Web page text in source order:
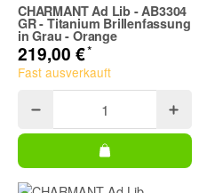
CHARMANT Ad Lib - AB3304
GR - Titanium Brillenfassung
in Grau - Orange
219,00 €*
Fast ausverkauft